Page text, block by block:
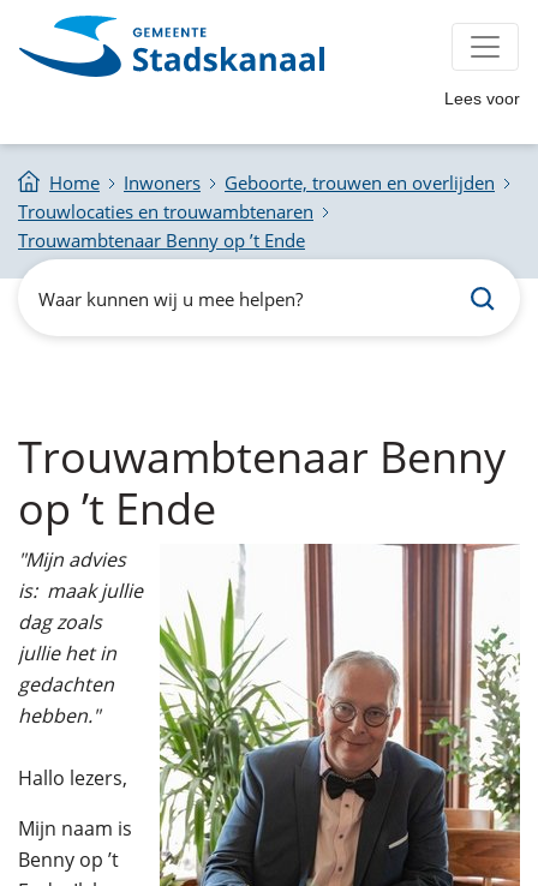
Lees voor
Home Inwoners
Geboorte, trouwen en overlijden
Trouwlocaties en trouwambtenaren
Trouwambtenaar Benny op ’t Ende
Zoeken
Waar
helpen?
Trouwambtenaar Benny
op ’t Ende
"Mijn advies
is: maak jullie
dag zoals
jullie het in
gedachten
hebben."
Hallo lezers,
Mijn naam is
Benny op ’t